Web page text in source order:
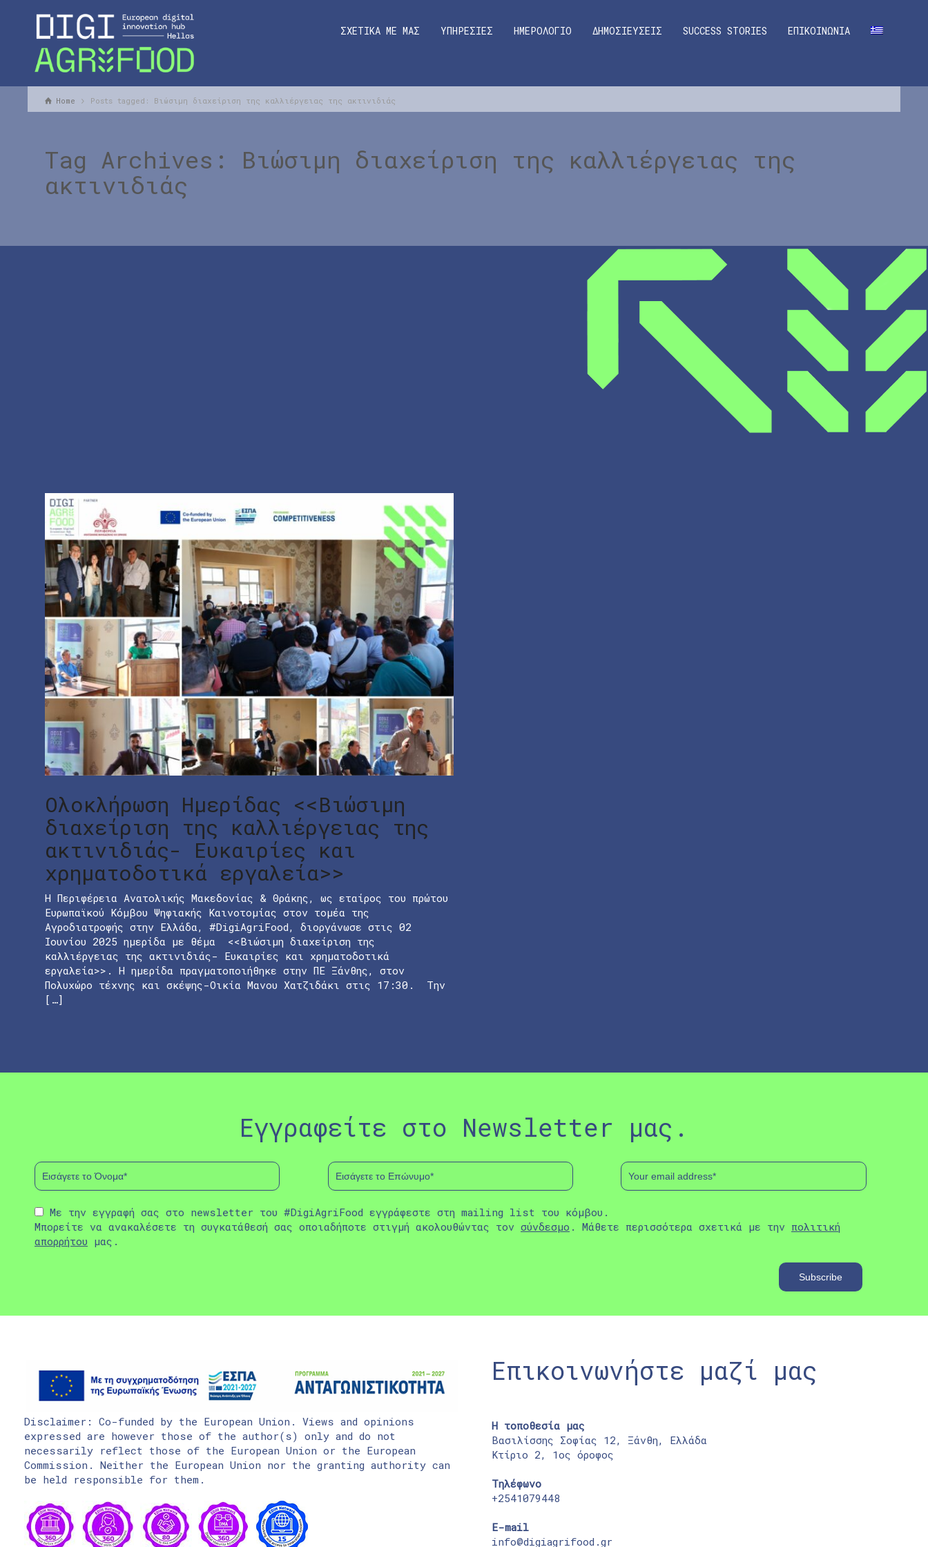
ΣΧΕΤΙΚΑ ΜΕ ΜΑΣ ΥΠΗΡΕΣΙΕΣ ΗΜΕΡΟΛΟΓΙΟ ΔΗΜΟΣΙΕΥΣΕΙΣ SUCCESS STORIES ΕΠΙΚΟΙΝΩΝΙΑ
Home Posts tagged: Βιώσιμη διαχείριση της καλλιέργειας της ακτινιδιάς
Tag Archives: Βιώσιμη διαχείριση της καλλιέργειας της
ακτινιδιάς
Ολοκλήρωση Ημερίδας <<Βιώσιμη
διαχείριση της καλλιέργειας της
ακτινιδιάς- Ευκαιρίες και
χρηματοδοτικά εργαλεία>>
Η Περιφέρεια Ανατολικής Μακεδονίας & Θράκης, ως εταίρος του πρώτου
Ευρωπαϊκού Κόμβου Ψηφιακής Καινοτομίας στον τομέα της
Αγροδιατροφής στην Ελλάδα, #DigiAgriFood, διοργάνωσε στις 02
Ιουνίου 2025 ημερίδα με θέμα <<Βιώσιμη διαχείριση της
καλλιέργειας της ακτινιδιάς- Ευκαιρίες και χρηματοδοτικά
εργαλεία>>. Η ημερίδα πραγματοποιήθηκε στην ΠΕ Ξάνθης, στον
Πολυχώρο τέχνης και σκέψης-Οικία Μανου Χατζιδάκι στις 17:30. Την
[…]
Εγγραφείτε στο Newsletter μας.
Με την εγγραφή σας στο newsletter του #DigiAgriFood εγγράφεστε στη mailing list του κόμβου.
Μπορείτε να ανακαλέσετε τη συγκατάθεσή σας οποιαδήποτε στιγμή ακολουθώντας τον σύνδεσμο . Μάθετε περισσότερα σχετικά με την πολιτική
απορρήτου μας.
Disclaimer: Co-funded by the European Union. Views and opinions
expressed are however those of the author(s) only and do not
necessarily reflect those of the European Union or the European
Commission. Neither the European Union nor the granting authority can
be held responsible for them.
Επικοινωνήστε μαζί μας
Η τοποθεσία μας
Βασιλίσσης Σοφίας 12, Ξάνθη, Ελλάδα
Κτίριο 2, 1ος όροφος
Τηλέφωνο
+2541079448
E-mail
info@digiagrifood.gr